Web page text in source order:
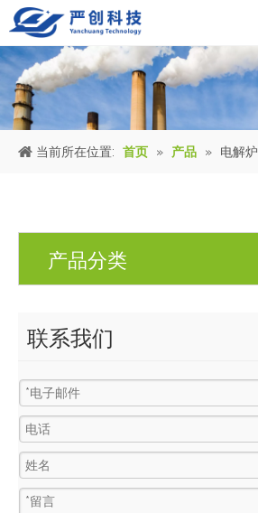
当前所在位置: 首页 » 产品 » 电解炉
产品分类
联系我们